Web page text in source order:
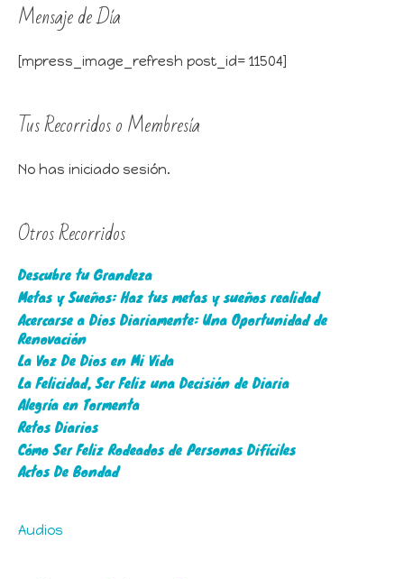
Mensaje de Día
[mpress_image_refresh post_id= 11504]
Tus Recorridos o Membresía
No has iniciado sesión.
Otros Recorridos
Descubre tu Grandeza
Metas y Sueños: Haz tus metas y sueños realidad
Acercarse a Dios Diariamente: Una Oportunidad de
Renovación
La Voz De Dios en Mi Vida
La Felicidad, Ser Feliz una Decisión de Diaria
Alegría en Tormenta
Retos Diarios
Cómo Ser Feliz Rodeados de Personas Difíciles
Actos De Bondad
Audios